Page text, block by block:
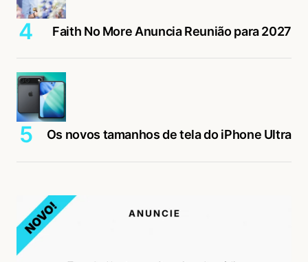
Faith No More Anuncia Reunião para 2027
Os novos tamanhos de tela do iPhone Ultra